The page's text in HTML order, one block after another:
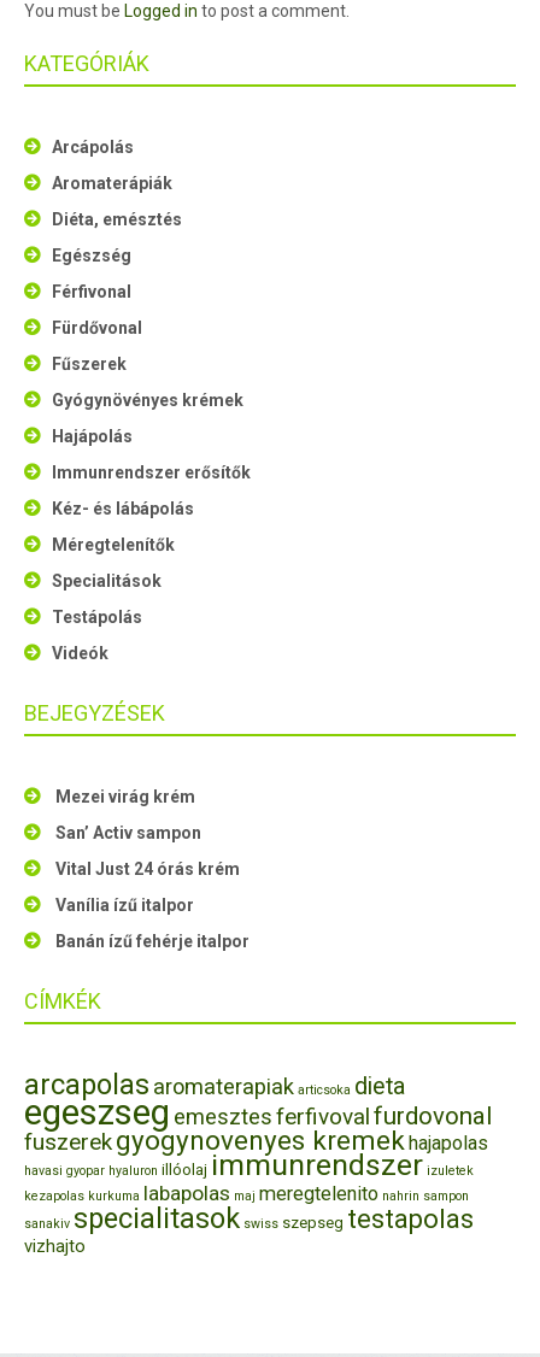
You must be Logged in to post a comment.
KATEGÓRIÁK
Arcápolás
Aromaterápiák
Diéta, emésztés
Egészség
Férfivonal
Fürdővonal
Fűszerek
Gyógynövényes krémek
Hajápolás
Immunrendszer erősítők
Kéz- és lábápolás
Méregtelenítők
Specialitások
Testápolás
Videók
BEJEGYZÉSEK
Mezei virág krém
San’ Activ sampon
Vital Just 24 órás krém
Vanília ízű italpor
Banán ízű fehérje italpor
CÍMKÉK
arcapolas aromaterapiak articsoka dieta
egeszseg emesztesferfivovalfurdovonal
fuszerekgyogynovenyes kremek hajapolas
havasi gyopar hyaluron illóolaj immunrendszer izuletek
kezapolas kurkuma labapolas maj meregtelenito nahrin sampon
sanakiv specialitasok swiss szepseg testapolas
vizhajto